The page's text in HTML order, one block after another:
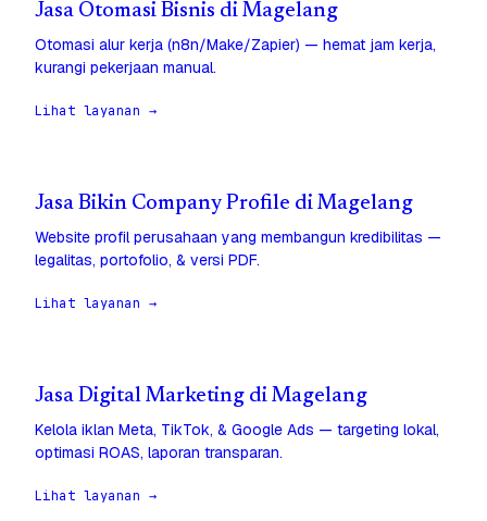
Jasa Otomasi Bisnis di Magelang
Otomasi alur kerja (n8n/Make/Zapier) — hemat jam kerja,
kurangi pekerjaan manual.
Lihat layanan →
Jasa Bikin Company Profile di Magelang
Website profil perusahaan yang membangun kredibilitas —
legalitas, portofolio, & versi PDF.
Lihat layanan →
Jasa Digital Marketing di Magelang
Kelola iklan Meta, TikTok, & Google Ads — targeting lokal,
optimasi ROAS, laporan transparan.
Lihat layanan →